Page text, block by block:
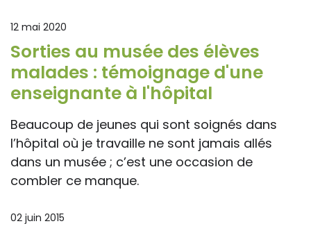
12 mai 2020
Sorties au musée des élèves
malades : témoignage d'une
enseignante à l'hôpital
Beaucoup de jeunes qui sont soignés dans
l’hôpital où je travaille ne sont jamais allés
dans un musée ; c’est une occasion de
combler ce manque.
02 juin 2015